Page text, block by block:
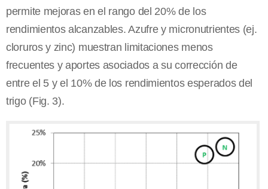
permite mejoras en el rango del 20% de los
rendimientos alcanzables. Azufre y micronutrientes (ej.
cloruros y zinc) muestran limitaciones menos
frecuentes y aportes asociados a su corrección de
entre el 5 y el 10% de los rendimientos esperados del
trigo (Fig. 3).